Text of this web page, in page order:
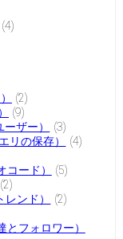
(4)
(2)
(9)
ザー）
(3)
リの保存）
(4)
コード）
(5)
(2)
レンド）
(2)
とフォロワー）